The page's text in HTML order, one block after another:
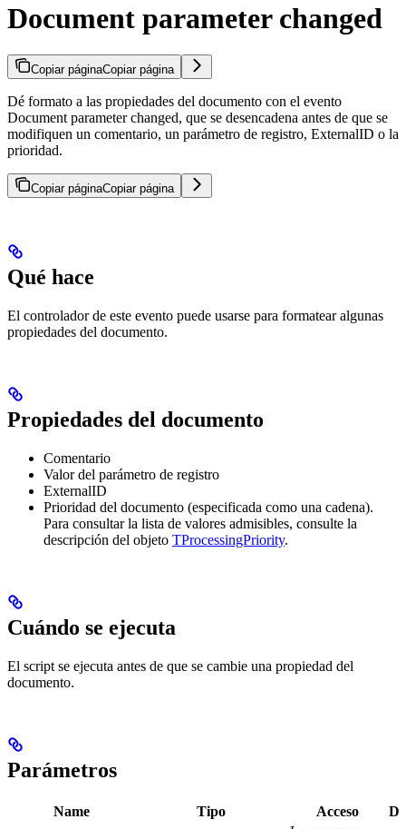
Document parameter changed
Copiar páginaCopiar página
Dé formato a las propiedades del documento con el evento
Document parameter changed, que se desencadena antes de que se
modifiquen un comentario, un parámetro de registro, ExternalID o la
prioridad.
Copiar páginaCopiar página
Qué hace
El controlador de este evento puede usarse para formatear algunas
propiedades del documento.
Propiedades del documento
Comentario
Valor del parámetro de registro
ExternalID
Prioridad del documento (especificada como una cadena).
Para consultar la lista de valores admisibles, consulte la
descripción del objeto TProcessingPriority.
Cuándo se ejecuta
El script se ejecuta antes de que se cambie una propiedad del
documento.
Parámetros
Name Tipo Acceso